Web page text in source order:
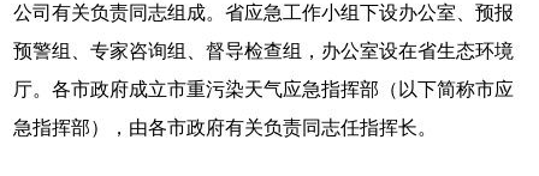
公司有关负责同志组成。省应急工作小组下设办公室、预报
预警组、专家咨询组、督导检查组，办公室设在省生态环境
厅。各市政府成立市重污染天气应急指挥部（以下简称市应
急指挥部），由各市政府有关负责同志任指挥长。